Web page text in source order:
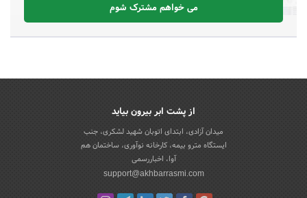
می خواهم مشترک شوم
از پشت ابر بیرون بیاید
میدان آزادی، ابتدای اتوبان شهید لشکری، جنب
ایستگاه مترو بیمه، کارخانه نوآوری، ساختمان هم
آوا، اخباررسمی
support@akhbarrasmi.com